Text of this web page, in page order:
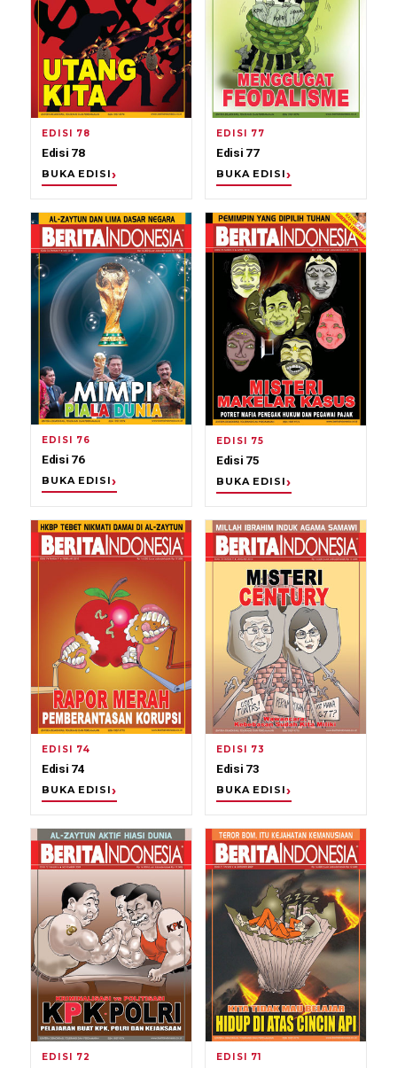
EDISI 78
Edisi 78
BUKA EDISI
EDISI 77
Edisi 77
BUKA EDISI
EDISI 76
Edisi 76
BUKA EDISI
EDISI 75
Edisi 75
BUKA EDISI
EDISI 74
Edisi 74
BUKA EDISI
EDISI 73
Edisi 73
BUKA EDISI
EDISI 72 EDISI 71